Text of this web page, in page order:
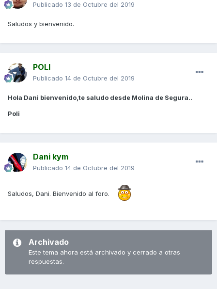
Publicado 13 de Octubre del 2019
Saludos y bienvenido.
POLI
Publicado 14 de Octubre del 2019
Hola Dani bienvenido,te saludo desde Molina de Segura..
Poli
Dani kym
Publicado 14 de Octubre del 2019
Saludos, Dani. Bienvenido al foro.
Archivado
Este tema ahora está archivado y cerrado a otras
respuestas.